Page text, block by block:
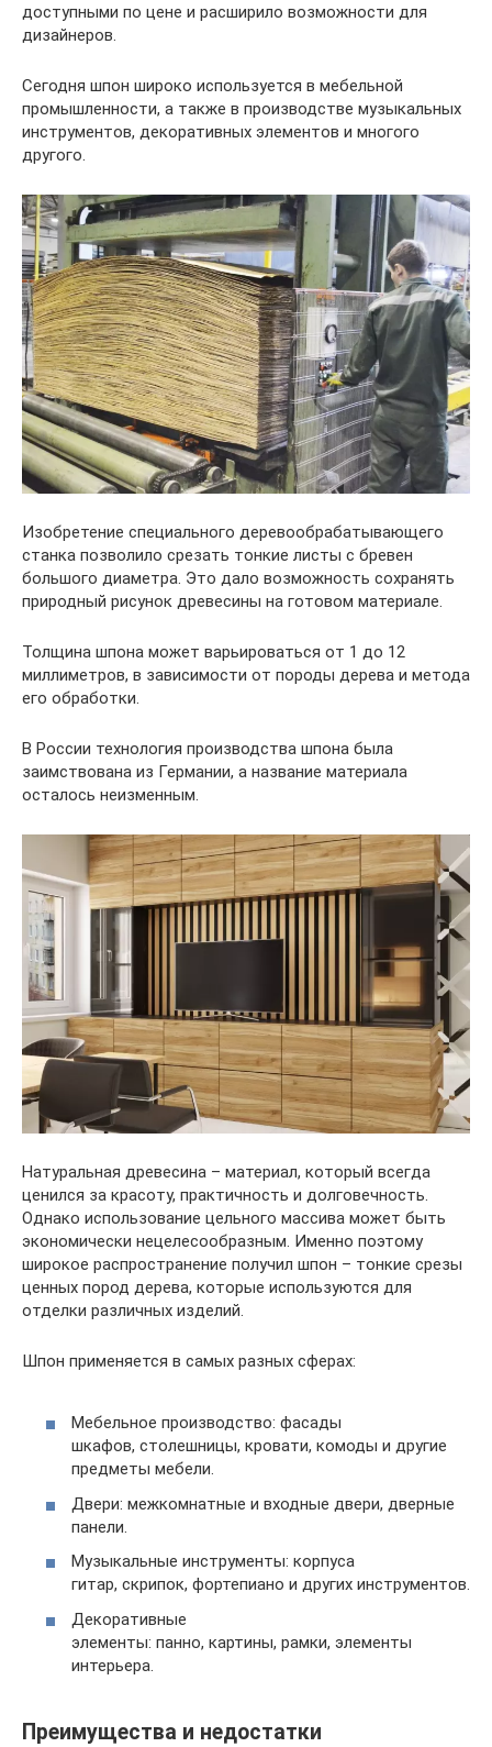
доступными по цене и расширило возможности для
дизайнеров.
Сегодня шпон широко используется в мебельной
промышленности, а также в производстве музыкальных
инструментов, декоративных элементов и многого
другого.
Изобретение специального деревообрабатывающего
станка позволило срезать тонкие листы с бревен
большого диаметра. Это дало возможность сохранять
природный рисунок древесины на готовом материале.
Толщина шпона может варьироваться от 1 до 12
миллиметров, в зависимости от породы дерева и метода
его обработки.
В России технология производства шпона была
заимствована из Германии, а название материала
осталось неизменным.
Натуральная древесина – материал, который всегда
ценился за красоту, практичность и долговечность.
Однако использование цельного массива может быть
экономически нецелесообразным. Именно поэтому
широкое распространение получил шпон – тонкие срезы
ценных пород дерева, которые используются для
отделки различных изделий.
Шпон применяется в самых разных сферах:
Мебельное производство: фасады
шкафов, столешницы, кровати, комоды и другие
предметы мебели.
Двери: межкомнатные и входные двери, дверные
панели.
Музыкальные инструменты: корпуса
гитар, скрипок, фортепиано и других инструментов.
Декоративные
элементы: панно, картины, рамки, элементы
интерьера.
Преимущества и недостатки